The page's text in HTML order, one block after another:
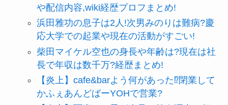
や配信内容,wiki経歴プロフまとめ!
浜田雅功の息子は2人!次男みのりは難病?慶
応大学での起業や現在の活動がすごい!
柴田マイケル空也の身長や年齢は?現在は社
長で年収は数千万?経歴まとめ!
【炎上】cafe&barよう何があった⁉閉業して
かふぇあんどばーYOHで営業?